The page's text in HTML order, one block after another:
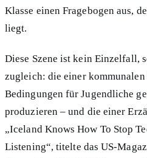
Klasse einen Fragebogen aus,
liegt.
Diese Szene ist kein Einzelfall,
zugleich: die einer
Bedingungen für Jugendliche
produzieren – und die einer
„Iceland Knows How To Stop
Listening“, titelte das US-